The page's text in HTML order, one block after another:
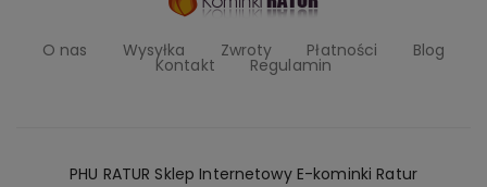
O nas Wysyłka Zwroty Płatności Blog
Kontakt Regulamin
PHU RATUR Sklep Internetowy E-kominki Ratur